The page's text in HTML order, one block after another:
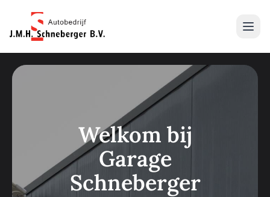
Open
Welkom bij
Garage
Schneberger